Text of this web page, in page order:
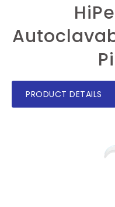
PRODUCT DETAILS